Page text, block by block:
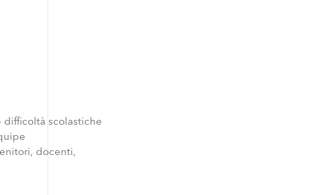
difficoltà scolastiche
docenti,